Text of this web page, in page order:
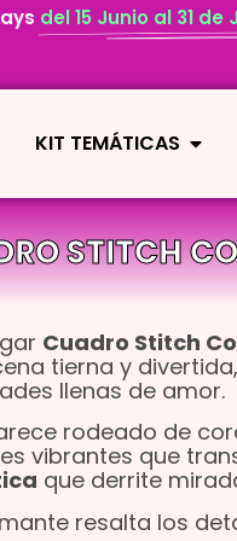
del 15 Junio al 31
KIT TEMÁTICAS
STITCH
Cuadro Stitch
tierna y
llenas de amor.
rodeado de
vibrantes que
que derrite
resalta los